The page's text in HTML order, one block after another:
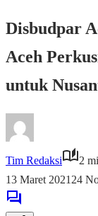
Disbudpar
Aceh
untuk
Tim Redaksi
2
13 Maret 2021 24